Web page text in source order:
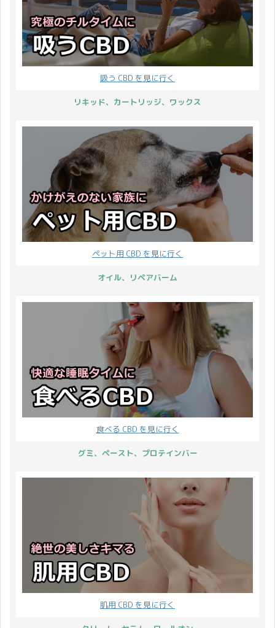
吸う CBD を見に行く
リキッド、カートリッジ、ワックス
ペット用 CBD を見に行く
オイル、リペアバーム
食べる CBD を見に行く
グミ、ペースト、プロテインバー
肌用 CBD を見に行く